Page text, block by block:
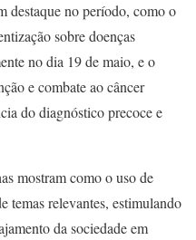
destaque no período, como o
sobre doenças
no dia 19 de maio, e o
e combate ao câncer
do diagnóstico precoce e
mostram como o uso de
temas relevantes, estimulando
da sociedade em